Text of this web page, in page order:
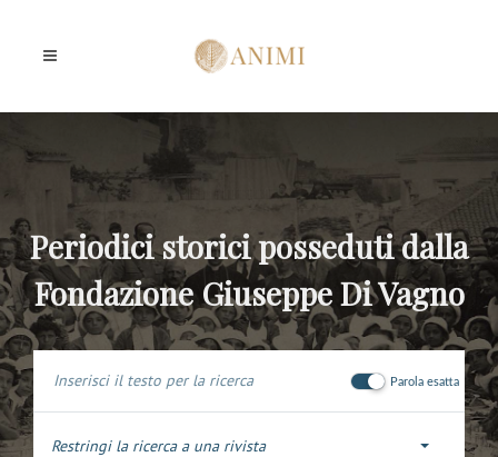
Periodici storici posseduti dalla
Fondazione Giuseppe Di Vagno
Parola esatta
Restringi la ricerca a una rivista